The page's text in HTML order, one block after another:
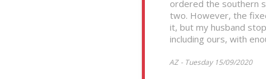
ordered the southern
two. However, the
it, but my husband
including ours, with
AZ - Tuesday 15/09/2020